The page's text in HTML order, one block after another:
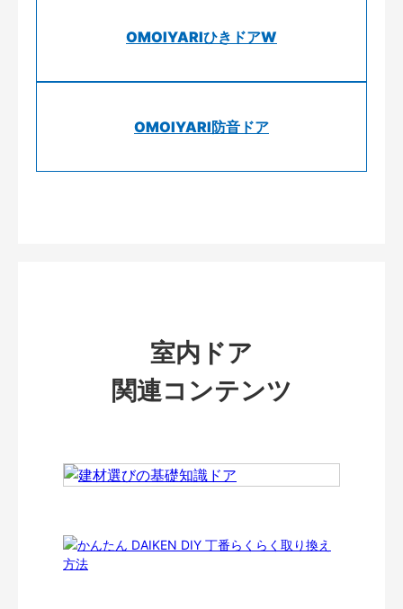
OMOIYARIひきドアW
OMOIYARI防音ドア
室内ドア
関連コンテンツ